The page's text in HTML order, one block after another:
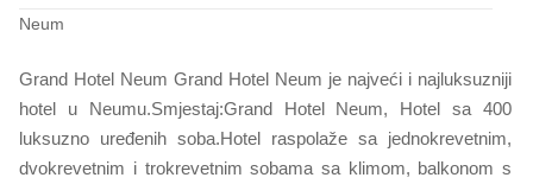
Neum
Grand Hotel Neum Grand Hotel Neum je najveći i najluksuzniji
hotel u Neumu.Smjestaj:Grand Hotel Neum, Hotel sa 400
luksuzno uređenih soba.Hotel raspolaže sa jednokrevetnim,
dvokrevetnim i trokrevetnim sobama sa klimom, balkonom s